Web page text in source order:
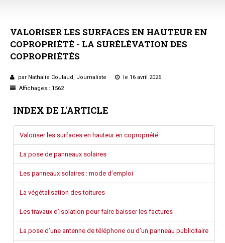
Au Parlement
Gestion et maintenance
Pratique de la copro.
Jurisprudence
Questions/réponses
Études juridiques
Copro. en difficulté
Formez-vous !
Parole d'experts*
VALORISER LES SURFACES EN HAUTEUREN
COPROPRIÉTÉ - LA SURÉLÉVATION DES
COPROPRIÉTÉS
par Nathalie Coulaud, Journaliste
le 16 avril 2026
Affichages : 1562
INDEX DE L'ARTICLE
Valoriser les surfaces en hauteur en copropriété
La pose de panneaux solaires
Les panneaux solaires : mode d’emploi
La végétalisation des toitures
Les travaux d’isolation pour faire baisser les factures
La pose d’une antenne de téléphone ou d’un panneau publicitaire